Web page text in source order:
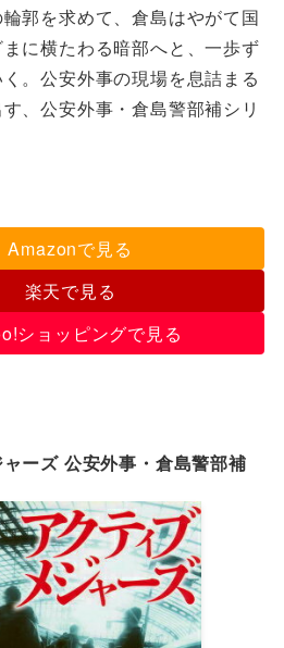
郭を求めて、倉島はやがて国
に横たわる暗部へと、一歩ず
。公安外事の現場を息詰まる
、公安外事・倉島警部補シリ
Amazonで見る
楽天で見る
ショッピングで見る
ーズ 公安外事・倉島警部補